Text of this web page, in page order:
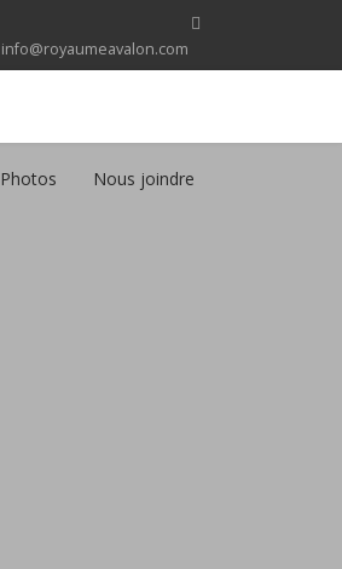
info@royaumeavalon.com
Photos Nous joindre